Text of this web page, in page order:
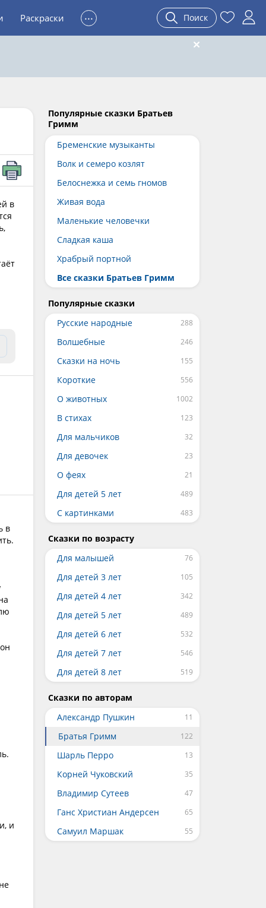
Раскраски ... Поиск
в
в
и
Популярные сказки Братьев
Гримм
Бременские музыканты
Волк и семеро козлят
Белоснежка и семь гномов
Живая вода
Маленькие человечки
Сладкая каша
Храбрый портной
Все сказки Братьев Гримм
Популярные сказки
Русские народные
Волшебные
Сказки на ночь
Короткие
О животных
В стихах
Для мальчиков
Для девочек
О феях
Для детей 5 лет
С картинками
Сказки по возрасту
Для малышей
Для детей 3 лет
Для детей 4 лет
Для детей 5 лет
Для детей 6 лет
Для детей 7 лет
Для детей 8 лет
Сказки по авторам
Александр Пушкин
Братья Гримм
Шарль Перро
Корней Чуковский
Владимир Сутеев
Ганс Христиан Андерсен
Самуил Маршак